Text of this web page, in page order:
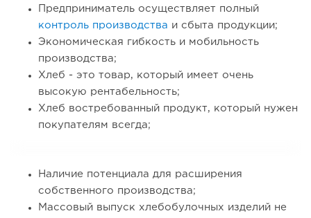
Предприниматель осуществляет полный
контроль производства и сбыта продукции;
Экономическая гибкость и мобильность
производства;
Хлеб - это товар, который имеет очень
высокую рентабельность;
Хлеб востребованный продукт, который нужен
покупателям всегда;
Наличие потенциала для расширения
собственного производства;
Массовый выпуск хлебобулочных изделий не